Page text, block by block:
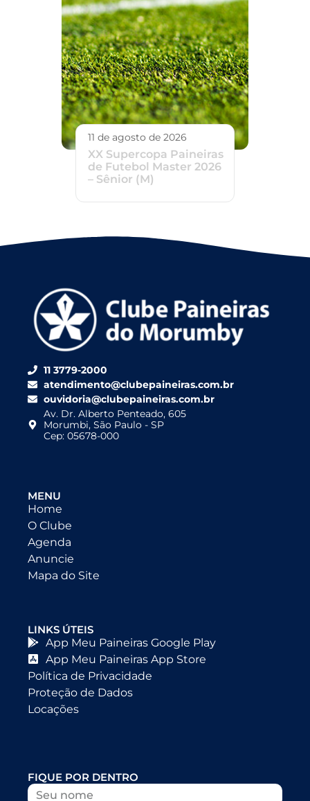
11 de agosto de 2026
XX Supercopa Paineiras
de Futebol Master 2026
– Sênior (M)
11 3779-2000
atendimento@clubepaineiras.com.br
ouvidoria@clubepaineiras.com.br
Av. Dr. Alberto Penteado, 605
Morumbi, São Paulo - SP
Cep: 05678-000
MENU
Home
O Clube
Agenda
Anuncie
Mapa do Site
LINKS ÚTEIS
App Meu Paineiras Google Play
App Meu Paineiras App Store
Política de Privacidade
Proteção de Dados
Locações
FIQUE POR DENTRO